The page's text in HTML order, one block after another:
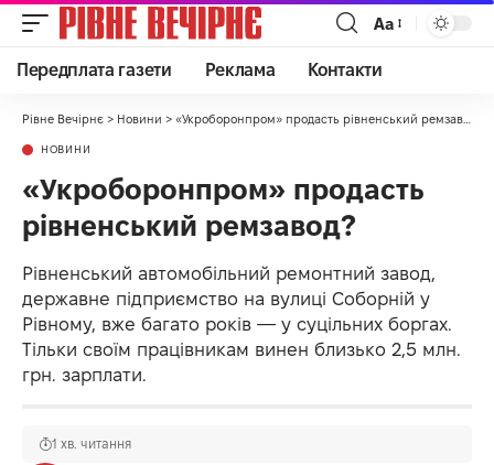
Аа
Передплата газети Реклама Контакти
Рівне Вечірнє > Новини > «Укроборонпром» продасть рівненський ремзавод?
НОВИНИ
«Укроборонпром» продасть
рівненський ремзавод?
Рівненський автомобільний ремонтний завод,
державне підприємство на вулиці Соборній у
Рівному, вже багато років — у суцільних боргах.
Тільки своїм працівникам винен близько 2,5 млн.
грн. зарплати.
1 хв. читання